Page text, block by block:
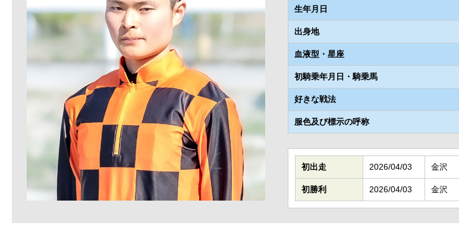
生年月日
出身地
血液型・星座
初騎乗年月日・騎乗馬
好きな戦法
服色及び標示の呼称
初出走 2026/04/03 金沢
初勝利 2026/04/03 金沢